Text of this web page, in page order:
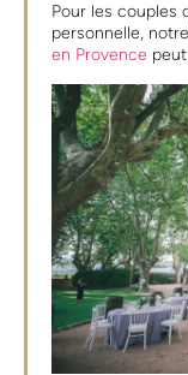
Pour les couples
personnelle,
en Provence